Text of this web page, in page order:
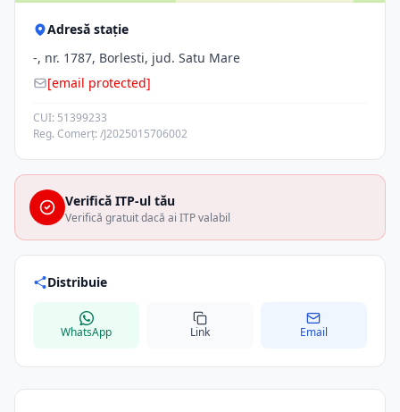
Adresă stație
-, nr. 1787, Borlesti, jud. Satu Mare
[email protected]
CUI: 51399233
Reg. Comerț: /J2025015706002
Verifică ITP-ul tău
Verifică gratuit dacă ai ITP valabil
Distribuie
WhatsApp Link Email